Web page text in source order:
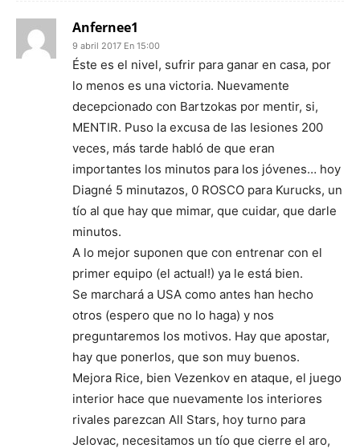
Anfernee1
9 abril 2017 En 15:00
Éste es el nivel, sufrir para ganar en casa, por
lo menos es una victoria. Nuevamente
decepcionado con Bartzokas por mentir, si,
MENTIR. Puso la excusa de las lesiones 200
veces, más tarde habló de que eran
importantes los minutos para los jóvenes… hoy
Diagné 5 minutazos, 0 ROSCO para Kurucks, un
tío al que hay que mimar, que cuidar, que darle
minutos.
A lo mejor suponen que con entrenar con el
primer equipo (el actual!) ya le está bien.
Se marchará a USA como antes han hecho
otros (espero que no lo haga) y nos
preguntaremos los motivos. Hay que apostar,
hay que ponerlos, que son muy buenos.
Mejora Rice, bien Vezenkov en ataque, el juego
interior hace que nuevamente los interiores
rivales parezcan All Stars, hoy turno para
Jelovac, necesitamos un tío que cierre el aro,